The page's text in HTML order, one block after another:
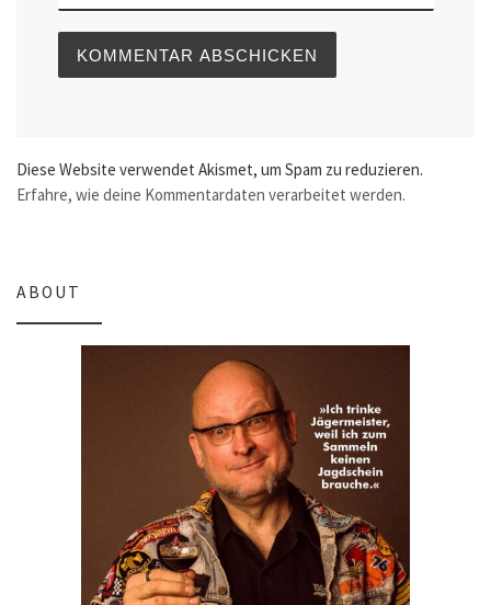
Diese Website verwendet Akismet, um Spam zu reduzieren.
Erfahre, wie deine Kommentardaten verarbeitet werden.
ABOUT